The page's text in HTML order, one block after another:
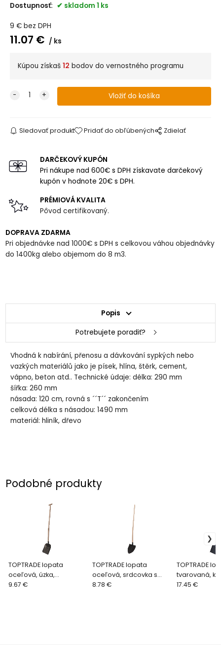
Dostupnosť: skladom 1 ks
9 € bez DPH
11.07 € ks
Kúpou získaš 12 bodov do vernostného programu
Sledovať produkt Pridať do obľúbených Zdielať
DARČEKOVÝ KUPÓN
Pri nákupe nad 600€ s DPH získavate darčekový
kupón v hodnote 20€ s DPH.
PRÉMIOVÁ KVALITA
Pôvod certifikovaný.
DOPRAVA ZDARMA
Pri objednávke nad 1000€ s DPH s celkovou váhou objednávky
do 1400kg alebo objemom do 8 m3.
Popis
Potrebujete poradiť?
Vhodná k nabírání, přenosu a dávkování sypkých nebo
vazkých materiálů jako je písek, hlína, štěrk, cement,
vápno, beton atd.. Technické údaje: délka: 290 mm
šířka: 260 mm
násada: 120 cm, rovná s ´´T´´ zakončením
celková délka s násadou: 1490 mm
materiál: hliník, dřevo
Podobné produkty
TOPTRADE lopata
oceľová, úzka,
kladivkový lak, s
9.67 €
TOPTRADE lopata
oceľová, srdcovka s
nás.prehnutou
8.78 €
TOPTRADE
tvarovaná,
násada,
17.45 €